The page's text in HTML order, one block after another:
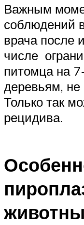
Важным
соблюдений
врача после
числе
питомца на
деревьям, не
Только так
рецидива.